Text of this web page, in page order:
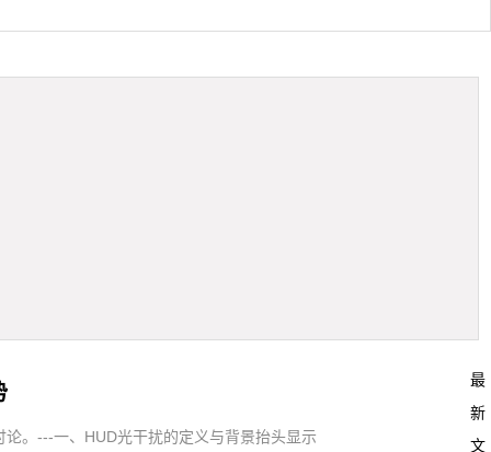
。---一、HUD光干扰的定义与背景抬头显示
最
新
文